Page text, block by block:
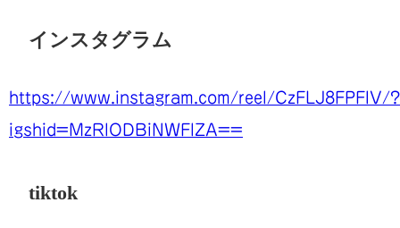
インスタグラム
https://www.instagram.com/reel/CzFLJ8FPFIV/?
igshid=MzRlODBiNWFlZA==
tiktok